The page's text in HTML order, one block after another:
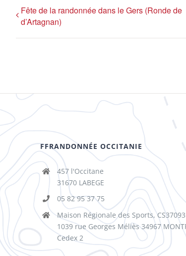
Fête de la randonnée dans le Gers (Ronde de
d’Artagnan)
FFRANDONNÉE OCCITANIE
457 l'Occitane
31670 LABEGE
05 82 95 37 75
Maison Régionale des Sports, CS37093
1039 rue Georges Méliès 34967
Cedex 2